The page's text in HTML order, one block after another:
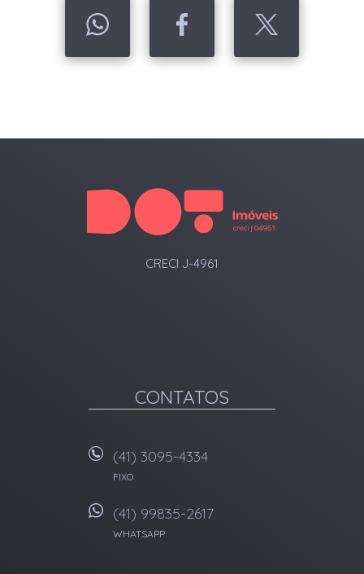
CRECI J-4961
CONTATOS
(41) 3095-4334
FIXO
(41) 99835-2617
WHATSAPP